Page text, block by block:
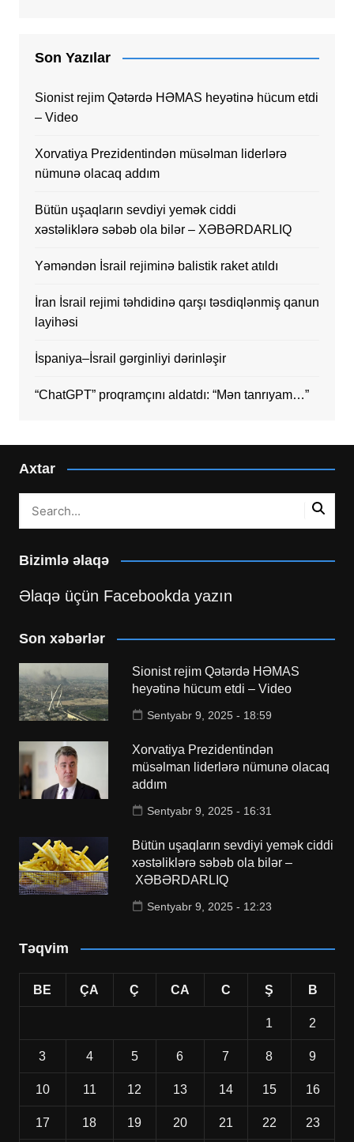
Son Yazılar
Sionist rejim Qətərdə HƏMAS heyətinə hücum etdi
– Video
Xorvatiya Prezidentindən müsəlman liderlərə
nümunə olacaq addım
Bütün uşaqların sevdiyi yemək ciddi
xəstəliklərə səbəb ola bilər – XƏBƏRDARLIQ
Yəməndən İsrail rejiminə balistik raket atıldı
İran İsrail rejimi təhdidinə qarşı təsdiqlənmiş qanun
layihəsi
İspaniya–İsrail gərginliyi dərinləşir
“ChatGPT” proqramçını aldatdı: “Mən tanrıyam…”
Axtar
Bizimlə əlaqə
Əlaqə üçün Facebookda yazın
Son xəbərlər
Sionist rejim Qətərdə HƏMAS
heyətinə hücum etdi – Video
Sentyabr 9, 2025 - 18:59
Xorvatiya Prezidentindən
müsəlman liderlərə nümunə olacaq
addım
Sentyabr 9, 2025 - 16:31
Bütün uşaqların sevdiyi yemək ciddi
xəstəliklərə səbəb ola bilər –
XƏBƏRDARLIQ
Sentyabr 9, 2025 - 12:23
Təqvim
BE ÇA Ç CA C Ş B
1 2
3 4 5 6 7 8 9
10 11 12 13 14 15 16
17 18 19 20 21 22 23